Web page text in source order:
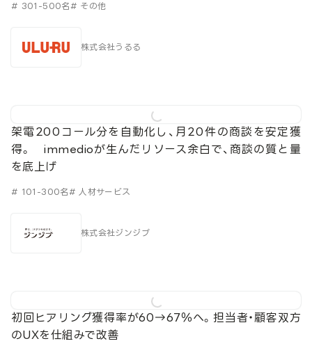
# 301-500名# その他
株式会社うるる
架電200コール分を自動化し、月20件の商談を安定獲
得。 immedioが生んだリソース余白で、商談の質と量
を底上げ
# 101-300名# 人材サービス
株式会社ジンジブ
初回ヒアリング獲得率が60→67％へ。担当者・顧客双方
のUXを仕組みで改善